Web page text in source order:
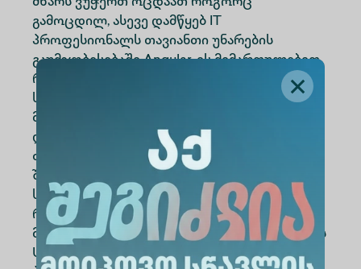
მხარს ვუჭერთ ოცდაათ როგორც
გამოცდილ, ასევე დამწყებ IT
პროფესიონალს თავიანთი უნარების
გაუმჯობესებაში Angular-ის მიმართულებით,
რაც მათ დაეხმარებათ ინფორმაციული და
საკომუნიკაციო ტექნოლოგიების სექტორში
მაღალანაზღაურებად პოზიციებზე
დასაქმებაში. შეძენილი უნარები კურსის
თითოეულ მონაწილეს მისცემს უამრავ
შესაძლებლობას და შეუქმნის პრაქტიკულ
სასწავლო გარემოს, სადაც ის მიიღებს
როგორც თეორიულ ცოდნას, ასევე მისთვის
მნიშვნელოვან გამოცდილებას. ” - აღნიშნავს
USAID-ის ეკონომიკური უსაფრთხოების